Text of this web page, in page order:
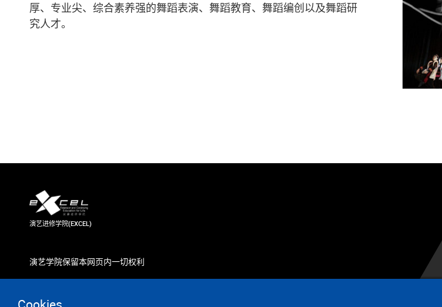
厚、专业尖、综合素养强的舞蹈表演、舞蹈教育、舞蹈编创以及舞蹈研
究人才。
演艺进修学院(EXCEL)
演艺学院保留本网页内一切权利